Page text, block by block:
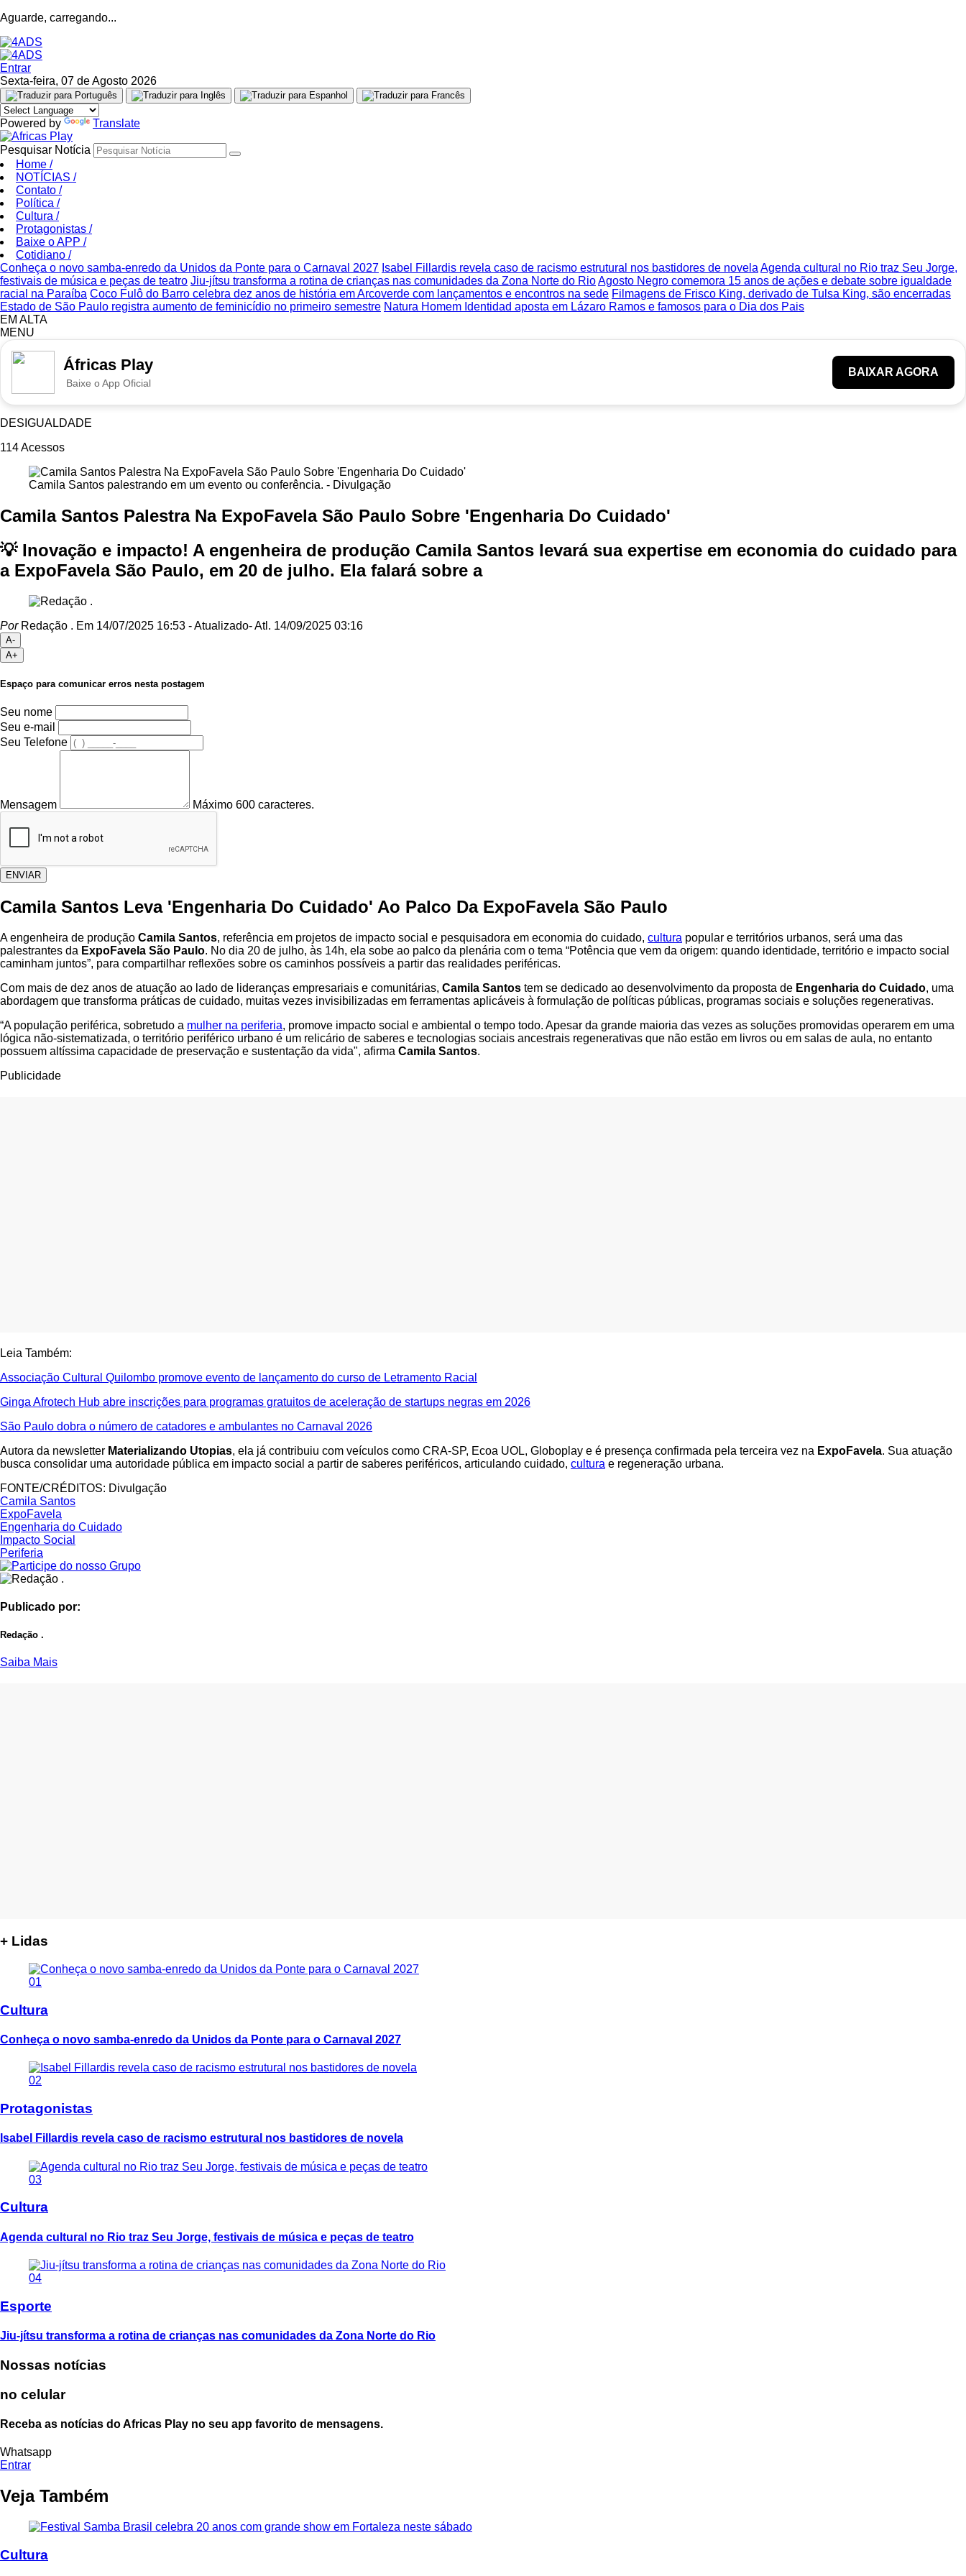
Aguarde, carregando...
Entrar
Sexta-feira, 07 de Agosto 2026
Powered by Translate
Pesquisar Notícia
Home /
NOTÍCIAS /
Contato /
Política /
Cultura /
Protagonistas /
Baixe o APP /
Cotidiano /
Conheça o novo samba-enredo da Unidos da Ponte para o Carnaval 2027 Isabel Fillardis revela caso de racismo estrutural nos bastidores de novela Agenda cultural no Rio traz Seu Jorge,
festivais de música e peças de teatro Jiu-jítsu transforma a rotina de crianças nas comunidades da Zona Norte do RioAgosto Negro comemora 15 anos de ações e debate sobre igualdade
racial na Paraíba Coco Fulô do Barro celebra dez anos de história em Arcoverde com lançamentos e encontros na sede Filmagens de Frisco King, derivado de Tulsa King, são encerradas
Estado de São Paulo registra aumento de feminicídio no primeiro semestre Natura Homem Identidad aposta em Lázaro Ramos e famosos para o Dia dos Pais
EM ALTA
MENU
Áfricas Play
Baixe o App Oficial
BAIXAR AGORA
DESIGUALDADE
114Acessos
Camila Santos palestrando em um evento ou conferência. - Divulgação
Camila Santos Palestra Na ExpoFavela São Paulo Sobre 'Engenharia Do Cuidado'
💡 Inovação e impacto! A engenheira de produção Camila Santos levará sua expertise em economia do cuidado para
a ExpoFavela São Paulo, em 20 de julho. Ela falará sobre a
PorRedação . Em 14/07/2025 16:53 - Atualizado- Atl. 14/09/2025 03:16
A-
A+
Espaço para comunicar erros nesta postagem
Seu nome
Seu e-mail
Seu Telefone
Mensagem Máximo 600 caracteres.
ENVIAR
Camila Santos Leva 'Engenharia Do Cuidado' Ao Palco Da ExpoFavela São Paulo
A engenheira de produção Camila Santos, referência em projetos de impacto social e pesquisadora em economia do cuidado, cultura popular e territórios urbanos, será uma das
palestrantes da ExpoFavela São Paulo. No dia 20 de julho, às 14h, ela sobe ao palco da plenária com o tema “Potência que vem da origem: quando identidade, território e impacto social
caminham juntos”, para compartilhar reflexões sobre os caminhos possíveis a partir das realidades periféricas.
Com mais de dez anos de atuação ao lado de lideranças empresariais e comunitárias, Camila Santos tem se dedicado ao desenvolvimento da proposta de Engenharia do Cuidado, uma
abordagem que transforma práticas de cuidado, muitas vezes invisibilizadas em ferramentas aplicáveis à formulação de políticas públicas, programas sociais e soluções regenerativas.
“A população periférica, sobretudo a mulher na periferia, promove impacto social e ambiental o tempo todo. Apesar da grande maioria das vezes as soluções promovidas operarem em uma
lógica não-sistematizada, o território periférico urbano é um relicário de saberes e tecnologias sociais ancestrais regenerativas que não estão em livros ou em salas de aula, no entanto
possuem altíssima capacidade de preservação e sustentação da vida", afirma Camila Santos.
Publicidade
Leia Também:
Associação Cultural Quilombo promove evento de lançamento do curso de Letramento Racial
Ginga Afrotech Hub abre inscrições para programas gratuitos de aceleração de startups negras em 2026
São Paulo dobra o número de catadores e ambulantes no Carnaval 2026
Autora da newsletter Materializando Utopias, ela já contribuiu com veículos como CRA-SP, Ecoa UOL, Globoplay e é presença confirmada pela terceira vez na ExpoFavela. Sua atuação
busca consolidar uma autoridade pública em impacto social a partir de saberes periféricos, articulando cuidado, cultura e regeneração urbana.
FONTE/CRÉDITOS: Divulgação
Camila Santos
ExpoFavela
Engenharia do Cuidado
Impacto Social
Periferia
Publicado por:
Redação .
Saiba Mais
+ Lidas
01
Cultura
Conheça o novo samba-enredo da Unidos da Ponte para o Carnaval 2027
02
Protagonistas
Isabel Fillardis revela caso de racismo estrutural nos bastidores de novela
03
Cultura
Agenda cultural no Rio traz Seu Jorge, festivais de música e peças de teatro
04
Esporte
Jiu-jítsu transforma a rotina de crianças nas comunidades da Zona Norte do Rio
Nossas notícias
no celular
Receba as notícias do Africas Play no seu app favorito de mensagens.
Whatsapp
Entrar
Veja Também
Cultura